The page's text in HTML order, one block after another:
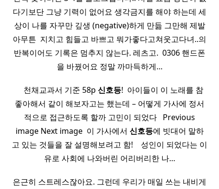
다기보단 그냥 기력이 없어요 생각금지를 해야 하는데 세
상이 나를 자꾸만 깊생 (negative)하게 만듦 그만해 제발
아무튼 ​ 지치고 힘들고 바쁘고 뭐가좋다고쳐웃고다녀..의
반복이어도 기록은 멈추지 않는다. 레츠고. ​ 0306 핸드폰
을 바꿨어요 정말 까마득하게…
​ ​ ​ ​ 천채교과서 기준 58p 신호등! ​ 아이들이 이 노래를 참
좋아해서 같이 해보자고는 했는데 – 어떻게 가사에 정서
적으로 접근하도록 할까 고민이 되었다 ​ ​ Previous
image Next image ​ 이 가사에서 신호등에 빗대어 말하
고 있는 것들을 잘 설명해보려고 함! ​ ​ ​ 성인이 되었다는 이
유로 사회에 나와버린 어리버리한 나…
은근히 스트레스잖아요. 그런데 우리가 매일 쓰는 내비게